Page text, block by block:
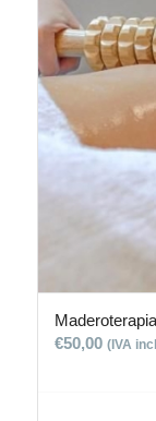
€50,00 (IVA